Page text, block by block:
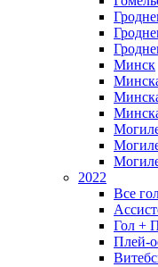
Минск
2022
Все
Гол +
Плей-